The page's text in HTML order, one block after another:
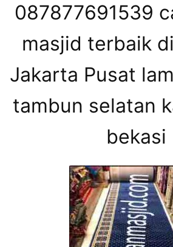
087877691539
masjid terbaik
Jakarta Pusat
tambun selatan
bekasi